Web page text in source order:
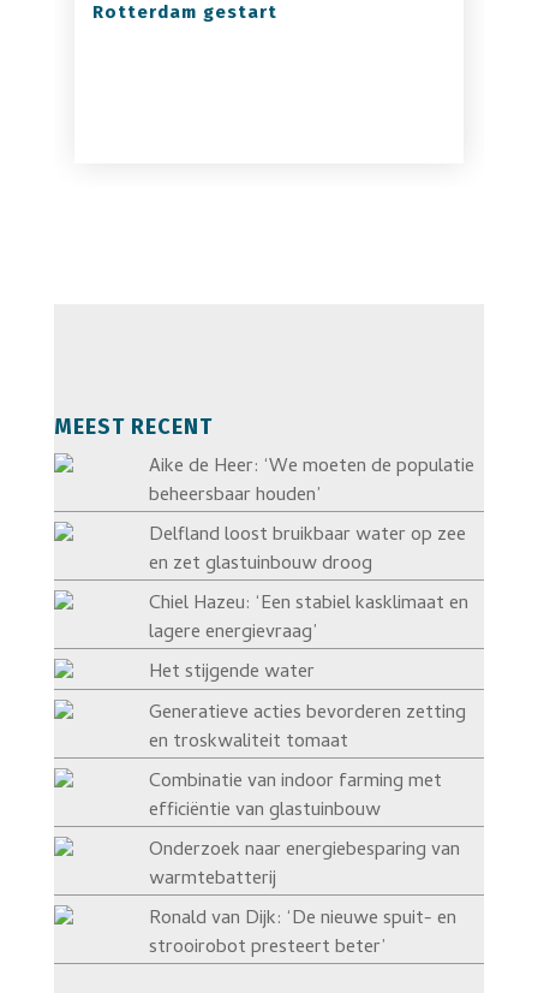
Rotterdam gestart
MEEST RECENT
Aike de Heer: ‘We moeten de populatie
beheersbaar houden’
Delfland loost bruikbaar water op zee
en zet glastuinbouw droog
Chiel Hazeu: ‘Een stabiel kasklimaat en
lagere energievraag’
Het stijgende water
Generatieve acties bevorderen zetting
en troskwaliteit tomaat
Combinatie van indoor farming met
efficiëntie van glastuinbouw
Onderzoek naar energiebesparing van
warmtebatterij
Ronald van Dijk: ‘De nieuwe spuit- en
strooirobot presteert beter’